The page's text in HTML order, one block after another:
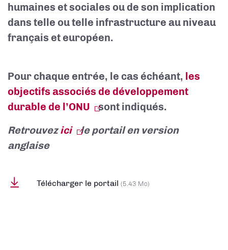
humaines et sociales ou de son implication
dans telle ou telle infrastructure au niveau
français et européen.
Pour chaque entrée, le cas échéant, les
objectifs associés de développement
durable de l’ONU sont indiqués.
Retrouvezici le portail en version
anglaise
Télécharger le portail (5.43 Mo)